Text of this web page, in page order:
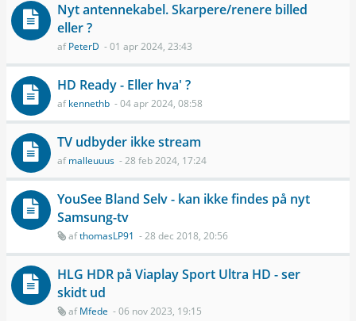
Nyt antennekabel. Skarpere/renere billed
eller ?
afPeterD - 01 apr 2024, 23:43
HD Ready - Eller hva' ?
afkennethb - 04 apr 2024, 08:58
TV udbyder ikke stream
afmalleuuus - 28 feb 2024, 17:24
YouSee Bland Selv - kan ikke findes på nyt
Samsung-tv
afthomasLP91 - 28 dec 2018, 20:56
HLG HDR på Viaplay Sport Ultra HD - ser
skidt ud
afMfede - 06 nov 2023, 19:15